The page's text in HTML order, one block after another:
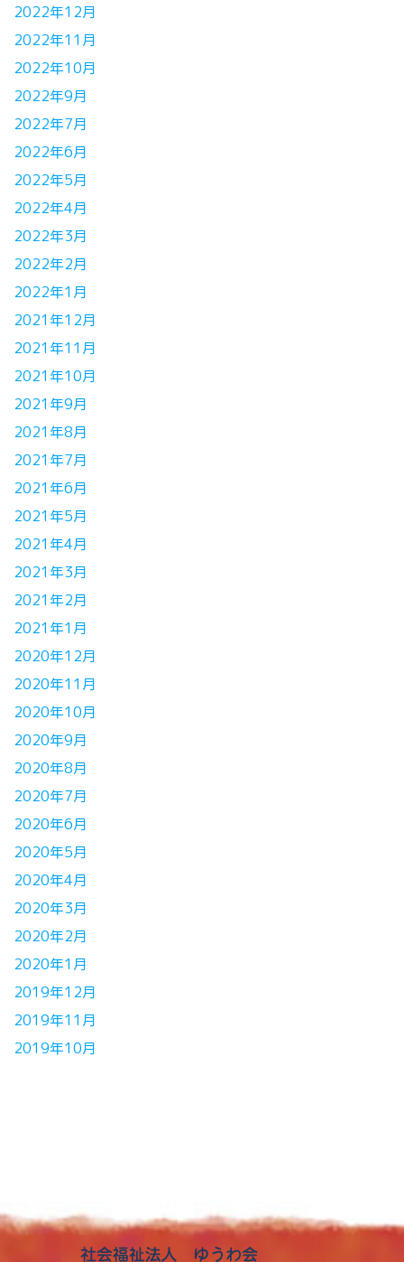
2022年12月
2022年11月
2022年10月
2022年9月
2022年7月
2022年6月
2022年5月
2022年4月
2022年3月
2022年2月
2022年1月
2021年12月
2021年11月
2021年10月
2021年9月
2021年8月
2021年7月
2021年6月
2021年5月
2021年4月
2021年3月
2021年2月
2021年1月
2020年12月
2020年11月
2020年10月
2020年9月
2020年8月
2020年7月
2020年6月
2020年5月
2020年4月
2020年3月
2020年2月
2020年1月
2019年12月
2019年11月
2019年10月